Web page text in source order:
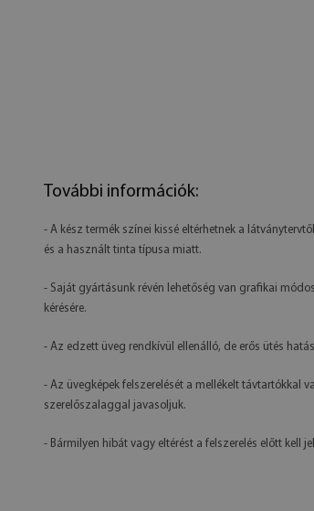
További információk:
- A kész termék színei kissé eltérhetnek a
és a használt tinta típusa miatt.
- Saját gyártásunk révén lehetőség van grafikai
kérésére.
- Az edzett üveg rendkívül ellenálló, de erős ütés
- Az üvegképek felszerelését a mellékelt távtartókkal
szerelőszalaggal javasoljuk.
- Bármilyen hibát vagy eltérést a felszerelés előtt kell